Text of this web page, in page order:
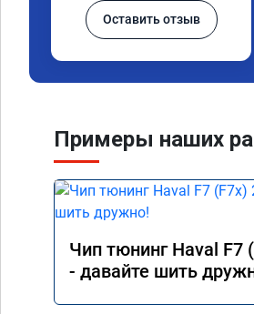
Оставить отзыв
Примеры наших
Чип тюнинг Haval F7
- давайте шить